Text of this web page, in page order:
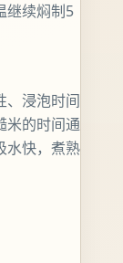
继续焖制5
、浸泡时间
米的时间通
水快，煮熟